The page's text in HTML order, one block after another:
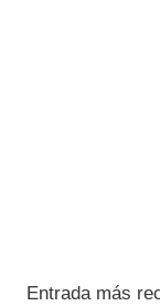
Entrada más